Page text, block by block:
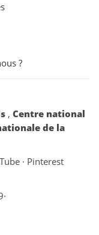
?
, Centre national
de la
· Pinterest
·